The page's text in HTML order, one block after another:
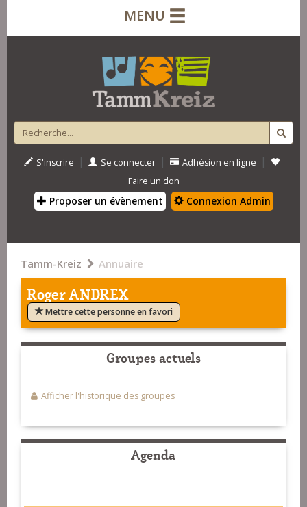
MENU
S'inscrire | Se connecter | Adhésion en ligne |
Faire un don
Proposer un évènement Connexion Admin
Tamm-Kreiz Annuaire
Roger ANDREX
Mettre cette personne en favori
Groupes actuels
Afficher l'historique des groupes
Agenda